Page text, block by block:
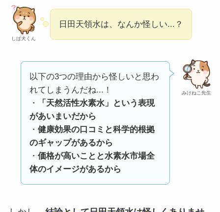
【怪しい？】株式会
社TAPPの口コミ・評
Temuは怪しい？口コ
ミ・評判が正直ヤバ
いって本当？
しば犬くん
日田天領水は、なんか怪しい...？
みけねこ先生
以下の3つの理由から怪しいと思わ
れてしまうんだね...！
・
「天然活性水素水」という表現
があいまいだから
・ 健康効果の口コミと科学的根拠
のギャップがあるから
・ 価格が高いことと水素水市場全
体のイメージがあるから